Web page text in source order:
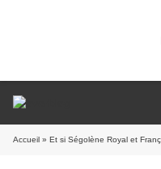
Accueil » Et si Ségolène Royal et